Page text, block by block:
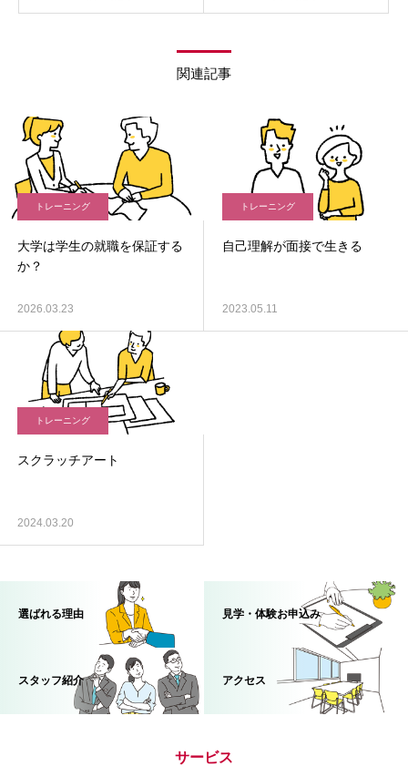
関連記事
トレーニング
大学は学生の就職を保証する
か？
2026.03.23
トレーニング
自己理解が面接で生きる
2023.05.11
トレーニング
スクラッチアート
2024.03.20
選ばれる理由 見学・体験お申込み
スタッフ紹介 アクセス
サービス